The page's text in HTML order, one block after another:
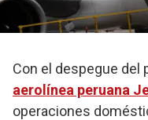
Con el despegue del
aerolínea peruana
operaciones